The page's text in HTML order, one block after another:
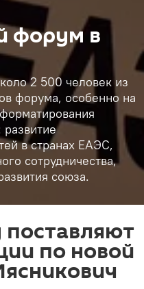
форум в
2 500 человек из
форума, особенно на
в странах ЕАЭС,
сотрудничества,
союза.
по новой